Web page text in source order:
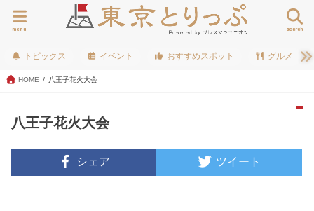
search
menu
トピックス イベント おすすめスポット グルメ
HOME 八王子花火大会
八王子花火大会
シェア ツイート